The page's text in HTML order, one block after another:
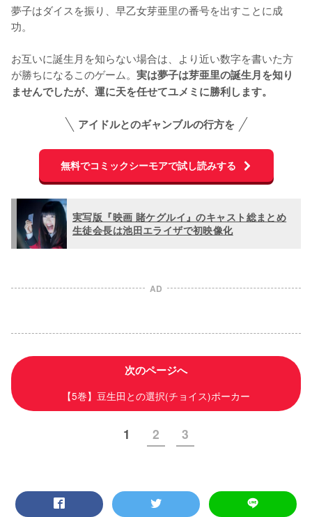
夢子はダイスを振り、早乙女芽亜里の番号を出すことに成
功。
お互いに誕生月を知らない場合は、より近い数字を書いた方
が勝ちになるこのゲーム。 実は夢子は芽亜里の誕生月を知り
ませんでしたが、運に天を任せてユメミに勝利します。
アイドルとのギャンブルの行方を
無料でコミックシーモアで試し読みする
実写版『映画 賭ケグルイ』のキャスト総まとめ
生徒会長は池田エライザで初映像化
AD
次のページへ
【5巻】豆生田との選択(チョイス)ポーカー
1 2 3